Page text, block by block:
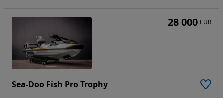
Sea-Doo Fish Pro Trophy
28 000 EUR